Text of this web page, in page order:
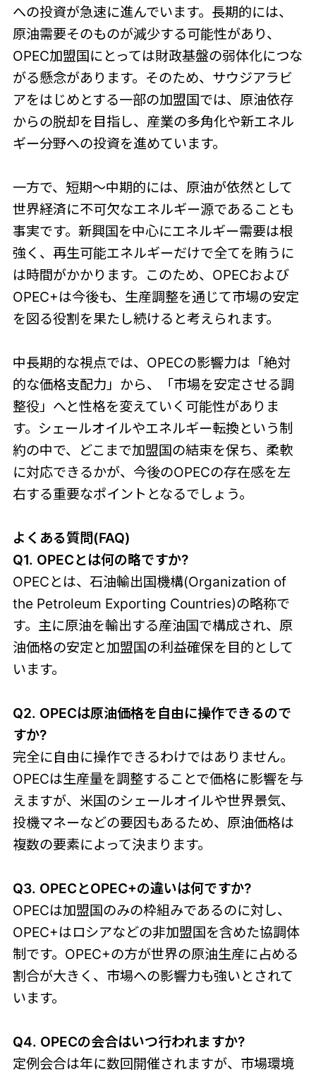
への投資が急速に進んでいます。長期的には、
原油需要そのものが減少する可能性があり、
OPEC加盟国にとっては財政基盤の弱体化につな
がる懸念があります。そのため、サウジアラビ
アをはじめとする一部の加盟国では、原油依存
からの脱却を目指し、産業の多角化や新エネル
ギー分野への投資を進めています。
一方で、短期〜中期的には、原油が依然として
世界経済に不可欠なエネルギー源であることも
事実です。新興国を中心にエネルギー需要は根
強く、再生可能エネルギーだけで全てを賄うに
は時間がかかります。このため、OPECおよび
OPEC+は今後も、生産調整を通じて市場の安定
を図る役割を果たし続けると考えられます。
中長期的な視点では、OPECの影響力は「絶対
的な価格支配力」から、「市場を安定させる調
整役」へと性格を変えていく可能性がありま
す。シェールオイルやエネルギー転換という制
約の中で、どこまで加盟国の結束を保ち、柔軟
に対応できるかが、今後のOPECの存在感を左
右する重要なポイントとなるでしょう。
よくある質問(FAQ)
Q1. OPECとは何の略ですか?
OPECとは、石油輸出国機構(Organization of
the Petroleum Exporting Countries)の略称で
す。主に原油を輸出する産油国で構成され、原
油価格の安定と加盟国の利益確保を目的として
います。
Q2. OPECは原油価格を自由に操作できるので
すか?
完全に自由に操作できるわけではありません。
OPECは生産量を調整することで価格に影響を与
えますが、米国のシェールオイルや世界景気、
投機マネーなどの要因もあるため、原油価格は
複数の要素によって決まります。
Q3. OPECとOPEC+の違いは何ですか?
OPECは加盟国のみの枠組みであるのに対し、
OPEC+はロシアなどの非加盟国を含めた協調体
制です。OPEC+の方が世界の原油生産に占める
割合が大きく、市場への影響力も強いとされて
います。
Q4. OPECの会合はいつ行われますか?
定例会合は年に数回開催されますが、市場環境